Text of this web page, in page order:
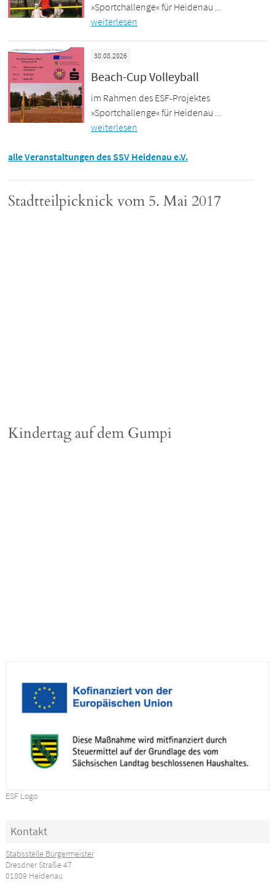
»Sportchallenge« für Heidenau ...
weiterlesen
30.08.2026
Beach-Cup Volleyball
im Rahmen des ESF-Projektes
»Sportchallenge« für Heidenau ...
weiterlesen
alle Veranstaltungen des SSV Heidenau e.V.
Stadtteilpicknick vom 5. Mai 2017
Kindertag auf dem Gumpi
ESF Logo
Kontakt
Stabsstelle Bürgermeister
Dresdner Straße 47
01809 Heidenau